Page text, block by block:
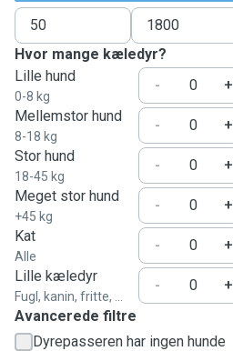
Hvor mange kæledyr?
Lille hund
0-8 kg
-
+
Mellemstor hund
8-18 kg
-
+
Stor hund
18-45 kg
-
+
Meget stor hund
+45 kg
-
+
Kat
Alle
-
+
Lille kæledyr
Fugl, kanin, fritte, ...
-
+
Avancerede filtre
Dyrepasseren har ingen hunde